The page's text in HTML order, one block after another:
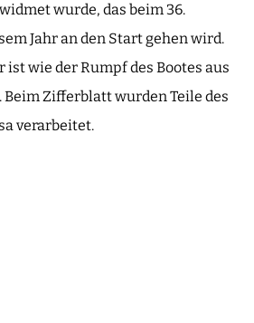
wurde, das beim 36.
Jahr an den Start gehen wird.
ist wie der Rumpf des Bootes aus
Zifferblatt wurden Teile des
verarbeitet.